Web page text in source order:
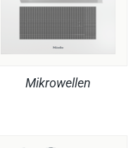
Mikrowellen